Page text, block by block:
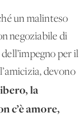
un malinteso
negoziabile di
per il
devono
la
c’è amore,